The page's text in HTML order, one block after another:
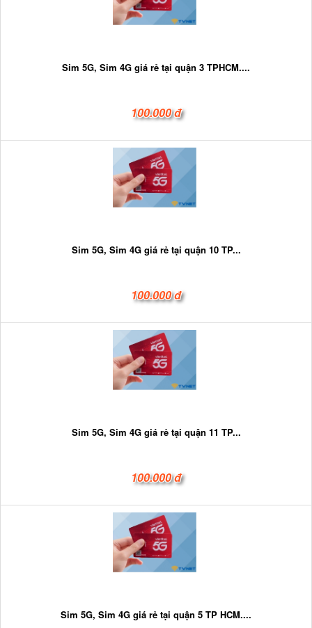
Sim 5G, Sim 4G giá rẻ tại quận 3 TPHCM....
100.000 đ
Sim 5G, Sim 4G giá rẻ tại quận 10 TP...
100.000 đ
Sim 5G, Sim 4G giá rẻ tại quận 11 TP...
100.000 đ
Sim 5G, Sim 4G giá rẻ tại quận 5 TP HCM....